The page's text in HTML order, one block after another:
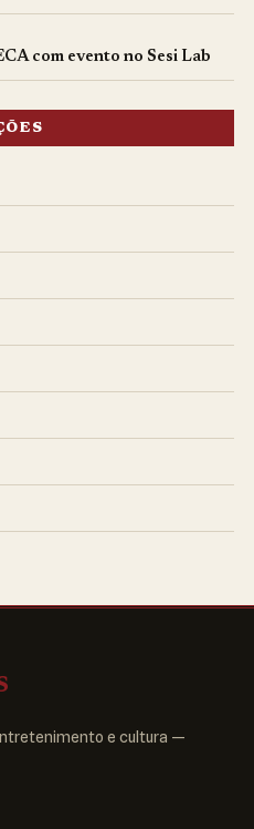
com evento no Sesi Lab
e cultura —